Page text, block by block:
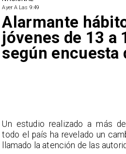
Ayer A Las 9:49
Alarmante
jóvenes de 13 a
según encuesta
Un estudio realizado a más
todo el país ha revelado un
llamado la atención de las